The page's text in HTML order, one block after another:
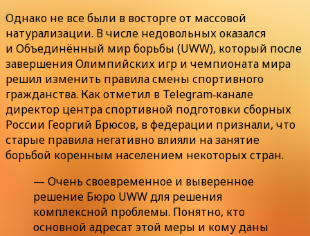
Однако не все были в восторге от массовой
натурализации. В числе недовольных оказался
и Объединённый мир борьбы (UWW), который после
завершения Олимпийских игр и чемпионата мира
решил изменить правила смены спортивного
гражданства. Как отметил в Telegram‑канале
директор центра спортивной подготовки сборных
России Георгий Брюсов, в федерации признали, что
старые правила негативно влияли на занятие
борьбой коренным населением некоторых стран.
— Очень своевременное и выверенное
решение Бюро UWW для решения
комплексной проблемы. Понятно, кто
основной адресат этой меры и кому даны